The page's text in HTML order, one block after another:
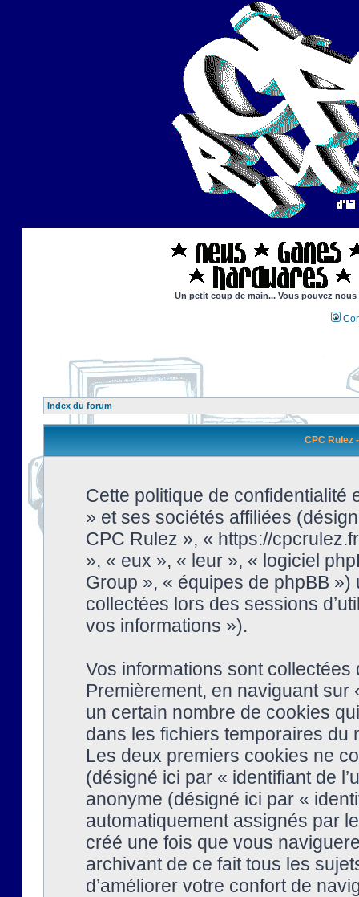
Un petit coup de main... Vous pouvez
Index du forum
CPC Rulez
Cette politique de confidentialité
» et ses sociétés affiliées
CPC Rulez », « https://
», « eux », « leur », « logiciel
Group », « équipes de phpBB
collectées lors des sessions
vos informations »).
Vos informations sont
Premièrement, en naviguant
un certain nombre de cookies
dans les fichiers temporaires du
Les deux premiers cookies ne
(désigné ici par « identifiant de
anonyme (désigné ici par «
automatiquement assignés par
créé une fois que vous
archivant de ce fait tous les
d’améliorer votre confort de